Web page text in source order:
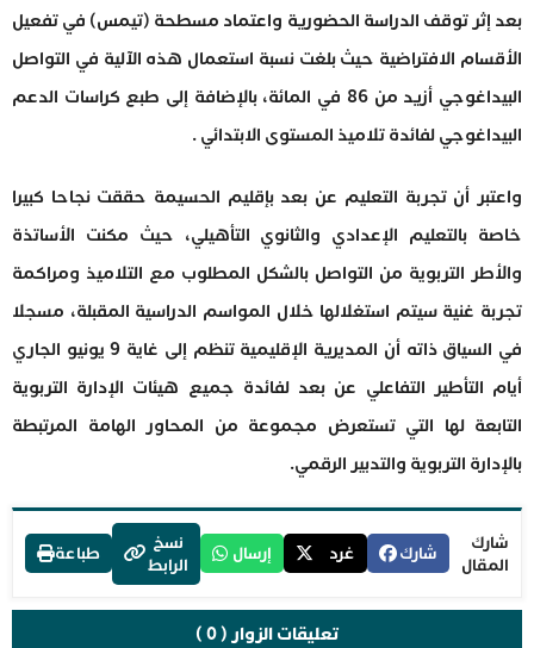
بعد إثر توقف الدراسة الحضورية واعتماد مسطحة (تيمس) في تفعيل
الأقسام الافتراضية حيث بلغت نسبة استعمال هذه الآلية في التواصل
البيداغوجي أزيد من 86 في المائة، بالإضافة إلى طبع كراسات الدعم
البيداغوجي لفائدة تلاميذ المستوى الابتدائي .
واعتبر أن تجربة التعليم عن بعد بإقليم الحسيمة حققت نجاحا كبيرا
خاصة بالتعليم الإعدادي والثانوي التأهيلي، حيث مكنت الأساتذة
والأطر التربوية من التواصل بالشكل المطلوب مع التلاميذ ومراكمة
تجربة غنية سيتم استغلالها خلال المواسم الدراسية المقبلة، مسجلا
في السياق ذاته أن المديرية الإقليمية تنظم إلى غاية 9 يونيو الجاري
أيام التأطير التفاعلي عن بعد لفائدة جميع هيئات الإدارة التربوية
التابعة لها التي تستعرض مجموعة من المحاور الهامة المرتبطة
بالإدارة التربوية والتدبير الرقمي.
شارك
المقال
شارك غرد إرسال
نسخ
الرابط
طباعة
تعليقات الزوار ( 0 )